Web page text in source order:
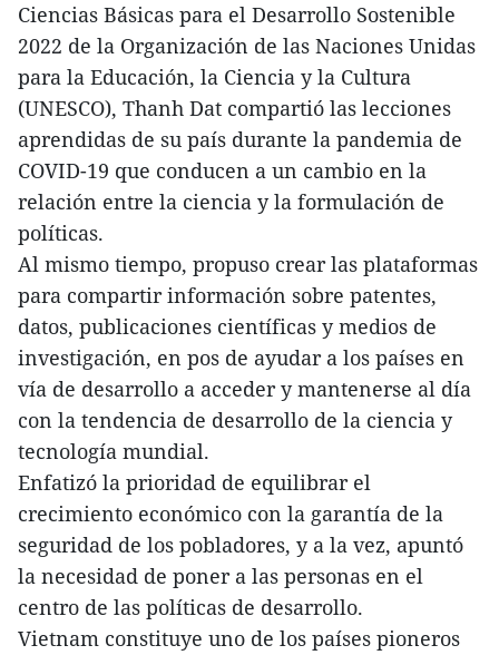
Ciencias Básicas para el Desarrollo Sostenible
2022 de la Organización de las Naciones Unidas
para la Educación, la Ciencia y la Cultura
(UNESCO), Thanh Dat compartió las lecciones
aprendidas de su país durante la pandemia de
COVID-19 que conducen a un cambio en la
relación entre la ciencia y la formulación de
políticas.
Al mismo tiempo, propuso crear las plataformas
para compartir información sobre patentes,
datos, publicaciones científicas y medios de
investigación, en pos de ayudar a los países en
vía de desarrollo a acceder y mantenerse al día
con la tendencia de desarrollo de la ciencia y
tecnología mundial.
Enfatizó la prioridad de equilibrar el
crecimiento económico con la garantía de la
seguridad de los pobladores, y a la vez, apuntó
la necesidad de poner a las personas en el
centro de las políticas de desarrollo.
Vietnam constituye uno de los países pioneros